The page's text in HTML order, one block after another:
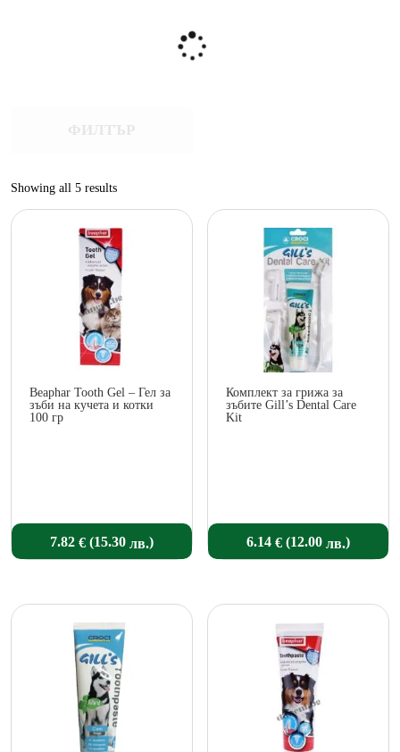
Showing all 5 resultsSorted
Beaphar Tooth Gel – Гел за
зъби на кучета и котки
100 гр
7.82 € (15.30 лв.)
Комплект за грижа за
зъбите Gill’s Dental Care
Kit
6.14€ (12.00 лв.)